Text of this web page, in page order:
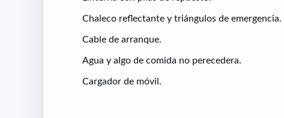
Chaleco reflectante y triángulos de emergencia.
Cable de arranque.
Agua y algo de comida no perecedera.
Cargador de móvil.